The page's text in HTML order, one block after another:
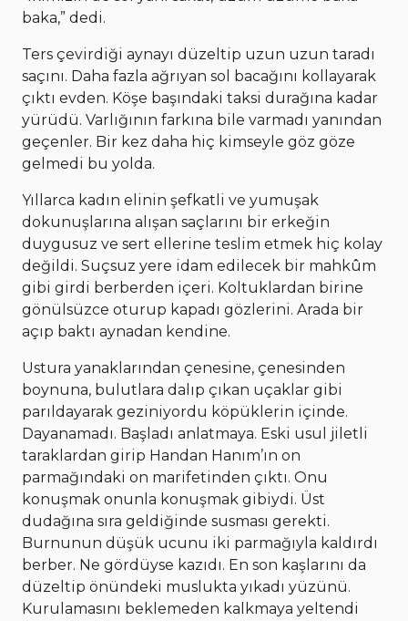
baka,” dedi.
Ters çevirdiği aynayı düzeltip uzun uzun taradı
saçını. Daha fazla ağrıyan sol bacağını kollayarak
çıktı evden. Köşe başındaki taksi durağına kadar
yürüdü. Varlığının farkına bile varmadı yanından
geçenler. Bir kez daha hiç kimseyle göz göze
gelmedi bu yolda.
Yıllarca kadın elinin şefkatli ve yumuşak
dokunuşlarına alışan saçlarını bir erkeğin
duygusuz ve sert ellerine teslim etmek hiç kolay
değildi. Suçsuz yere idam edilecek bir mahkûm
gibi girdi berberden içeri. Koltuklardan birine
gönülsüzce oturup kapadı gözlerini. Arada bir
açıp baktı aynadan kendine.
Ustura yanaklarından çenesine, çenesinden
boynuna, bulutlara dalıp çıkan uçaklar gibi
parıldayarak geziniyordu köpüklerin içinde.
Dayanamadı. Başladı anlatmaya. Eski usul jiletli
taraklardan girip Handan Hanım’ın on
parmağındaki on marifetinden çıktı. Onu
konuşmak onunla konuşmak gibiydi. Üst
dudağına sıra geldiğinde susması gerekti.
Burnunun düşük ucunu iki parmağıyla kaldırdı
berber. Ne gördüyse kazıdı. En son kaşlarını da
düzeltip önündeki muslukta yıkadı yüzünü.
Kurulamasını beklemeden kalkmaya yeltendi